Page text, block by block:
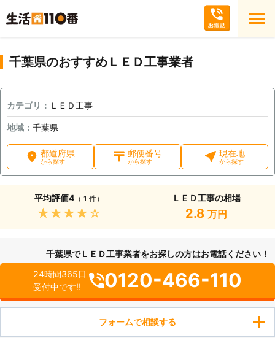
千葉県のおすすめＬＥＤ工事業者
カテゴリ： ＬＥＤ工事
地域： 千葉県
都道府県
から探す
郵便番号
から探す
現在地
から探す
平均評価4（ 1 件）
★★★★★
ＬＥＤ工事の相場
2.8 万円
千葉県でＬＥＤ工事業者をお探しの方はお電話ください！
24時間365日
受付中です!!
0120-466-110
フォームで相談する